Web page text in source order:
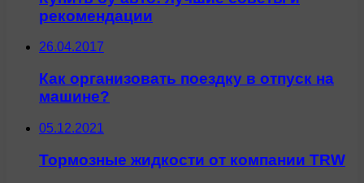
рекомендации
26.04.2017
Как организовать поездку в отпуск на
машине?
05.12.2021
Тормозные жидкости от компании TRW